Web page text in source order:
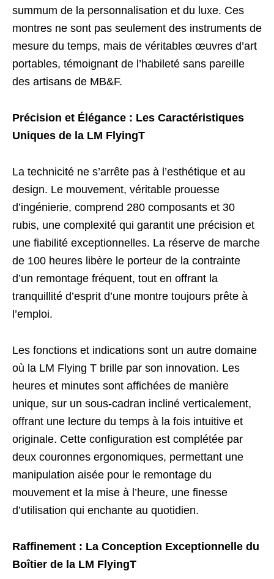
summum de la personnalisation et du luxe. Ces
montres ne sont pas seulement des instruments de
mesure du temps, mais de véritables œuvres d’art
portables, témoignant de l’habileté sans pareille
des artisans de MB&F.
Précision et Élégance : Les Caractéristiques
Uniques de la LM FlyingT
La technicité ne s’arrête pas à l’esthétique et au
design. Le mouvement, véritable prouesse
d’ingénierie, comprend 280 composants et 30
rubis, une complexité qui garantit une précision et
une fiabilité exceptionnelles. La réserve de marche
de 100 heures libère le porteur de la contrainte
d’un remontage fréquent, tout en offrant la
tranquillité d’esprit d’une montre toujours prête à
l’emploi.
Les fonctions et indications sont un autre domaine
où la LM Flying T brille par son innovation. Les
heures et minutes sont affichées de manière
unique, sur un sous-cadran incliné verticalement,
offrant une lecture du temps à la fois intuitive et
originale. Cette configuration est complétée par
deux couronnes ergonomiques, permettant une
manipulation aisée pour le remontage du
mouvement et la mise à l’heure, une finesse
d’utilisation qui enchante au quotidien.
Raffinement : La Conception Exceptionnelle du
Boîtier de la LM FlyingT